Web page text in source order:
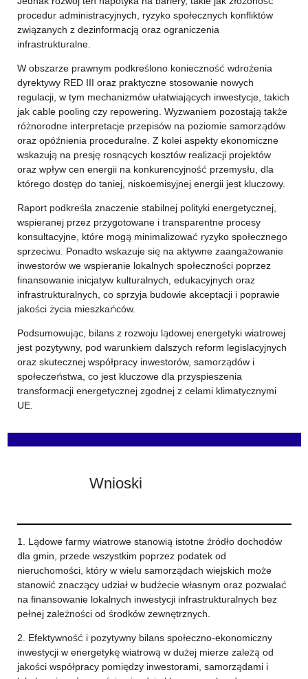
procedur administracyjnych, ryzyko społecznych konfliktów
związanych z dezinformacją oraz ograniczenia
infrastrukturalne.
W obszarze prawnym podkreślono konieczność wdrożenia
dyrektywy RED III oraz praktyczne stosowanie nowych
regulacji, w tym mechanizmów ułatwiających inwestycje, takich
jak cable pooling czy repowering. Wyzwaniem pozostają także
różnorodne interpretacje przepisów na poziomie samorządów
oraz opóźnienia proceduralne. Z kolei aspekty ekonomiczne
wskazują na presję rosnących kosztów realizacji projektów
oraz wpływ cen energii na konkurencyjność przemysłu, dla
którego dostęp do taniej, niskoemisyjnej energii jest kluczowy.
Raport podkreśla znaczenie stabilnej polityki energetycznej,
wspieranej przez przygotowane i transparentne procesy
konsultacyjne, które mogą minimalizować ryzyko społecznego
sprzeciwu. Ponadto wskazuje się na aktywne zaangażowanie
inwestorów we wspieranie lokalnych społeczności poprzez
finansowanie inicjatyw kulturalnych, edukacyjnych oraz
infrastrukturalnych, co sprzyja budowie akceptacji i poprawie
jakości życia mieszkańców.
Podsumowując, bilans z rozwoju lądowej energetyki wiatrowej
jest pozytywny, pod warunkiem dalszych reform legislacyjnych
oraz skutecznej współpracy inwestorów, samorządów i
społeczeństwa, co jest kluczowe dla przyspieszenia
transformacji energetycznej zgodnej z celami klimatycznymi
UE.
Wnioski
1. Lądowe farmy wiatrowe stanowią istotne źródło dochodów
dla gmin, przede wszystkim poprzez podatek od
nieruchomości, który w wielu samorządach wiejskich może
stanowić znaczący udział w budżecie własnym oraz pozwalać
na finansowanie lokalnych inwestycji infrastrukturalnych bez
pełnej zależności od środków zewnętrznych.
2. Efektywność i pozytywny bilans społeczno-ekonomiczny
inwestycji w energetykę wiatrową w dużej mierze zależą od
jakości współpracy pomiędzy inwestorami, samorządami i